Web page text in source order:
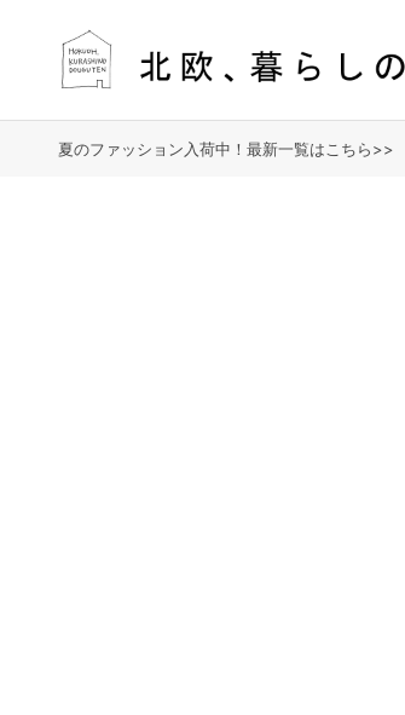
夏のファッション入荷中！最新一覧はこちら>>